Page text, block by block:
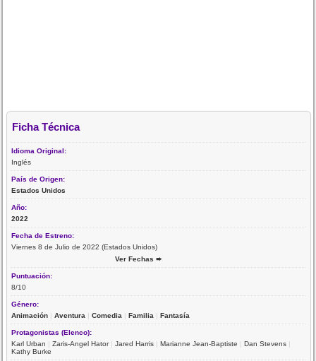
Ficha Técnica
Idioma Original:
Inglés
País de Origen:
Estados Unidos
Año:
2022
Fecha de Estreno:
Viernes 8 de Julio de 2022 (Estados Unidos)
Ver Fechas ➨
Puntuación:
8/10
Género:
Animación |Aventura |Comedia |Familia |Fantasía
Protagonistas (Elenco):
Karl Urban |Zaris-Angel Hator|Jared Harris |Marianne Jean-Baptiste |Dan Stevens |
Kathy Burke